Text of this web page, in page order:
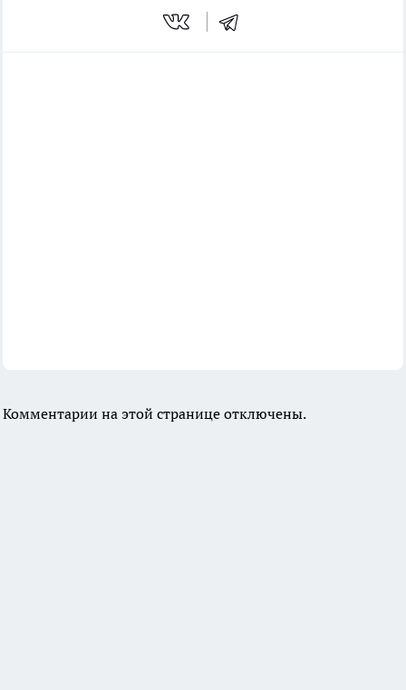
Комментарии на этой странице отключены.